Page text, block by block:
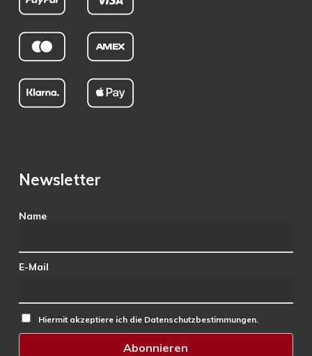
Newsletter
Name
E-Mail
Hiermit akzeptiere ich die Datenschutzbestimmungen.